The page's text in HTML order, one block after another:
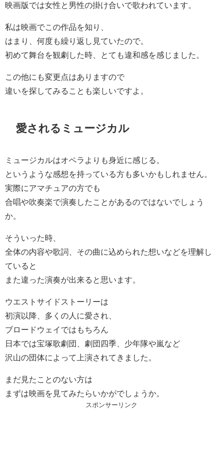
映画版では女性と男性の掛け合いで歌われています。
私は映画でこの作品を知り、
はまり、何度も繰り返し見ていたので。
初めて舞台を観劇した時、とても違和感を感じました。
この他にも変更点はありますので
違いを探してみることも楽しいですよ。
愛されるミュージカル
ミュージカルはオペラよりも身近に感じる。
というような感想を持っている方も多いかもしれません。
実際にアマチュアの方でも
合唱や吹奏楽で演奏したことがあるのではないでしょう
か。
そういった時、
全体の内容や歌詞、その曲に込められた想いなどを理解し
ていると
また違った演奏が出来ると思います。
ウエストサイドストーリーは
初演以降、多くの人に愛され、
ブロードウェイではもちろん
日本では宝塚歌劇団、劇団四季、少年隊や嵐など
沢山の団体によって上演されてきました。
まだ見たことのない方は
まずは映画を見てみたらいかがでしょうか。
スポンサーリンク